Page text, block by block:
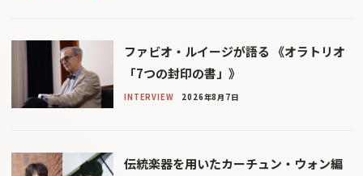
ファビオ・ルイージが語る 《オラトリオ
「7つの封印の書」》
INTERVIEW 2026年8月7日
伝統楽器を用いたカーチュン・ウォン編